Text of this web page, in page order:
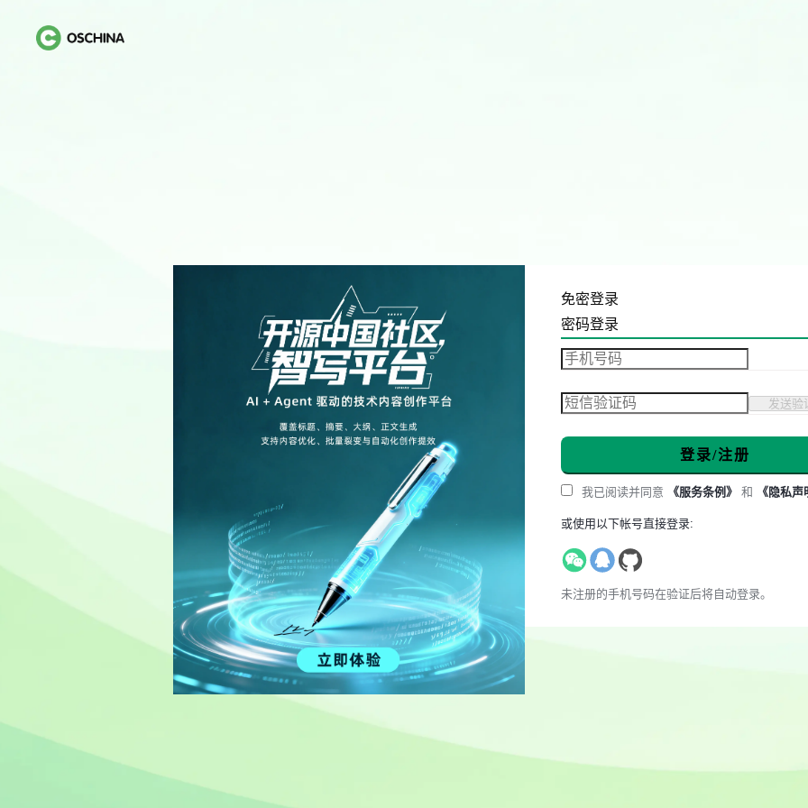
免密登录
密码登录
发送验
登录/注册
我已阅读并同意 《服务条例》 和 《隐私声
或使用以下帐号直接登录:
未注册的手机号码在验证后将自动登录。